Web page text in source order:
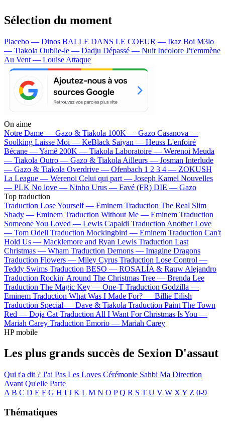
Sélection du moment
Placebo — Dinos BALLE DANS LE COEUR — Ikaz Boi M3lo
— Tiakola Oublie-le — Dadju Dépassé — Nuit Incolore J't'emmène
Au Vent — Louise Attaque
On aime
Notre Dame — Gazo & Tiakola 100K — Gazo Casanova —
Soolking Laisse Moi — KeBlack Saiyan — Heuss L'enfoiré
Bécane —Yamê 200K — Tiakola Laboratoire — Werenoi Meuda
— Tiakola Outro — Gazo & Tiakola Ailleurs — Josman Interlude
— Gazo & Tiakola Overdrive — Ofenbach 1 2 3 4 — ZOKUSH
La League — Werenoi Celui qui part — Joseph Kamel Nouvelles
— PLK No love — Ninho Urus — Favé (FR) DIE — Gazo
Top traduction
Traduction Lose Yourself — Eminem Traduction The Real Slim
Shady — Eminem Traduction Without Me — Eminem Traduction
Someone You Loved — Lewis Capaldi Traduction Another Love
— Tom Odell Traduction Mockingbird — Eminem Traduction Can't
Hold Us — Macklemore and Ryan Lewis Traduction Last
Christmas — Wham Traduction Demons — Imagine Dragons
Traduction Flowers — Miley Cyrus Traduction Lose Control —
Teddy Swims Traduction BESO — ROSALÍA & Rauw Alejandro
Traduction Rockin' Around The Christmas Tree — Brenda Lee
Traduction The Magic Key — One-T Traduction Godzilla —
Eminem Traduction What Was I Made For? — Billie Eilish
Traduction Special — Dave & Tiakola Traduction Paint The Town
Red — Doja Cat Traduction All I Want For Christmas Is You —
Mariah Carey Traduction Emorio — Mariah Carey
HP mobile
Les plus grands succès de Sexion D'assaut
Qui t'a dit ? J'ai Pas Les Loves Cérémonie Sahbi Ma Direction
Avant Qu'elle Parte
A B C D E F G H I J K L M N O P Q R S T U V W X Y Z 0-9
Thématiques